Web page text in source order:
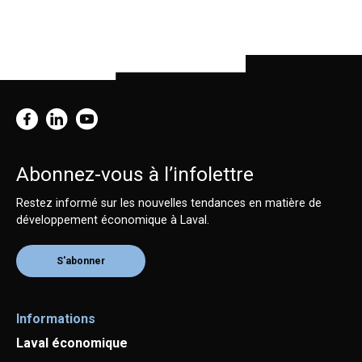
Abonnez-vous à l’infolettre
Restez informé sur les nouvelles tendances en matière de
développement économique à Laval.
S'abonner
Informations
Laval économique